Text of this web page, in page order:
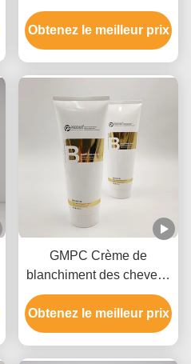
parabène, Crème pour
cheveux clairs non
irritante
Obtenez le meilleur prix
GMPC Crème de
blanchiment des cheveux
avec peroxyde
d'hydrogène Hydroxyde
d'ammonium et huile
Obtenez le meilleur prix